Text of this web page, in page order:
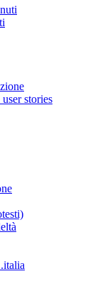
stories